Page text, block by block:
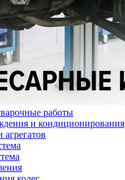
работы
и кондиционирования
агрегатов